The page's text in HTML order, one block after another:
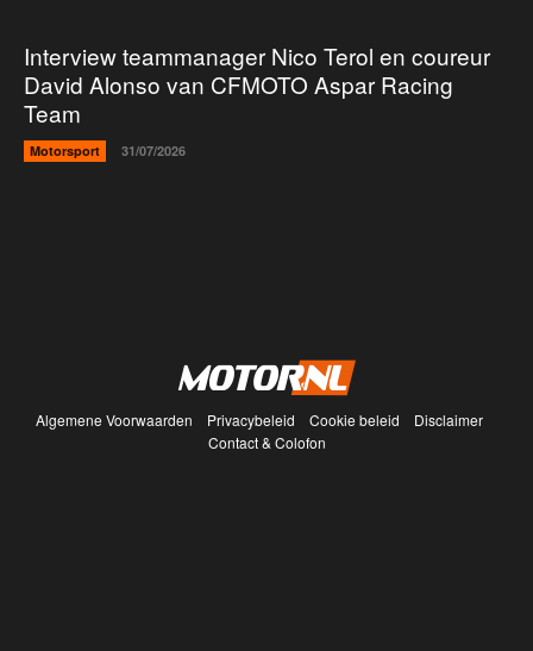
Interview teammanager Nico Terol en coureur
David Alonso van CFMOTO Aspar Racing
Team
Motorsport 31/07/2026
Algemene Voorwaarden Privacybeleid Cookie beleid
Disclaimer
Contact & Colofon